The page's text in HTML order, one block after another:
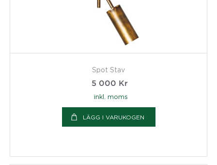
Spot Stav
5 000 Kr
inkl. moms
LÄGG I VARUKOGEN